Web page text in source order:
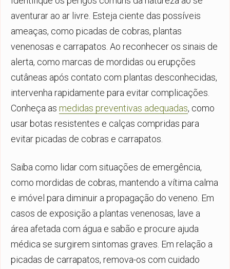
aventurar ao ar livre. Esteja ciente das possíveis
ameaças, como picadas de cobras, plantas
venenosas e carrapatos. Ao reconhecer os sinais de
alerta, como marcas de mordidas ou erupções
cutâneas após contato com plantas desconhecidas,
intervenha rapidamente para evitar complicações.
Conheça as medidas preventivas adequadas, como
usar botas resistentes e calças compridas para
evitar picadas de cobras e carrapatos.
Saiba como lidar com situações de emergência,
como mordidas de cobras, mantendo a vítima calma
e imóvel para diminuir a propagação do veneno. Em
casos de exposição a plantas venenosas, lave a
área afetada com água e sabão e procure ajuda
médica se surgirem sintomas graves. Em relação a
picadas de carrapatos, remova-os com cuidado